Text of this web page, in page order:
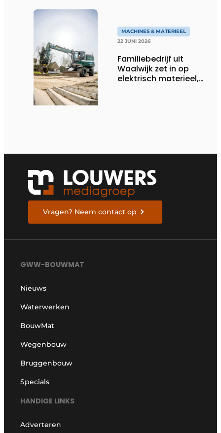
MACHINES & MATERIEEL
22 JUNI 2026
Familiebedrijf uit
Waalwijk zet in op
elektrisch materieel,
Vragen? Neem contact op
GWW-BOUWMAT
Nieuws
Waterwerken
BouwMat
Wegenbouw
Bruggenbouw
Specials
HANDIGE LINKS
Adverteren